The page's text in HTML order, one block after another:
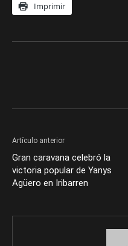
Imprimir
Artículo anterior
Gran caravana celebró la
victoria popular de Yanys
Agüero en Iribarren